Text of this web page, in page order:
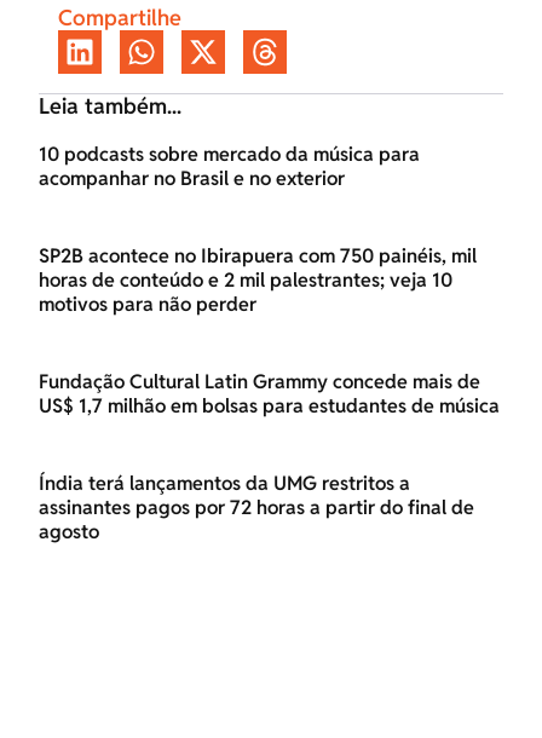
Compartilhe
Leia também...
10 podcasts sobre mercado da música para
acompanhar no Brasil e no exterior
SP2B acontece no Ibirapuera com 750 painéis, mil
horas de conteúdo e 2 mil palestrantes; veja 10
motivos para não perder
Fundação Cultural Latin Grammy concede mais de
US$ 1,7 milhão em bolsas para estudantes de música
Índia terá lançamentos da UMG restritos a
assinantes pagos por 72 horas a partir do final de
agosto